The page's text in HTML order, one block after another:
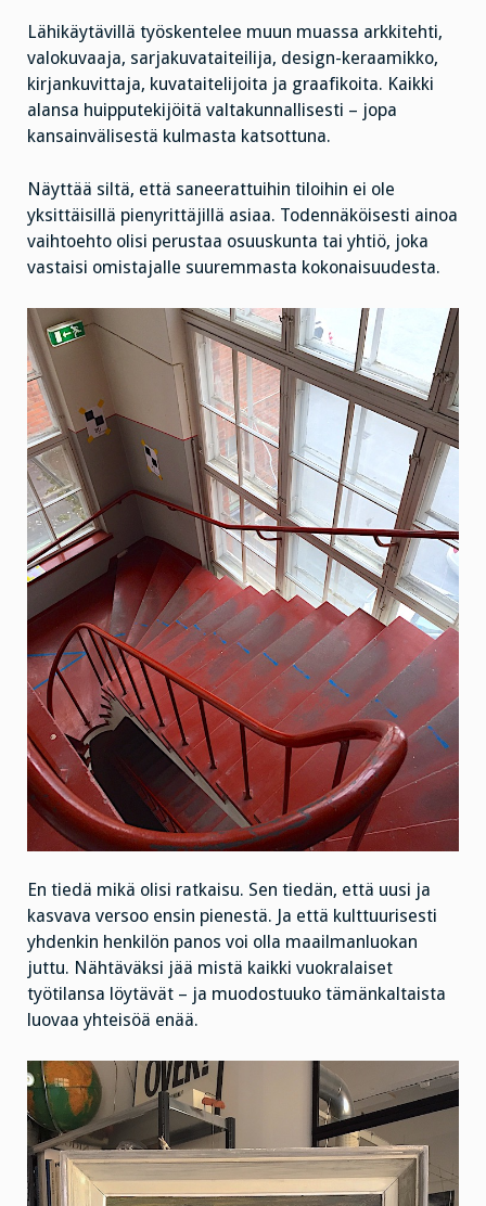
Lähikäytävillä työskentelee muun muassa arkkitehti,
valokuvaaja, sarjakuvataiteilija, design-keraamikko,
kirjankuvittaja, kuvataitelijoita ja graafikoita. Kaikki
alansa huipputekijöitä valtakunnallisesti – jopa
kansainvälisestä kulmasta katsottuna.
Näyttää siltä, että saneerattuihin tiloihin ei ole
yksittäisillä pienyrittäjillä asiaa. Todennäköisesti ainoa
vaihtoehto olisi perustaa osuuskunta tai yhtiö, joka
vastaisi omistajalle suuremmasta kokonaisuudesta.
En tiedä mikä olisi ratkaisu. Sen tiedän, että uusi ja
kasvava versoo ensin pienestä. Ja että kulttuurisesti
yhdenkin henkilön panos voi olla maailmanluokan
juttu. Nähtäväksi jää mistä kaikki vuokralaiset
työtilansa löytävät – ja muodostuuko tämänkaltaista
luovaa yhteisöä enää.